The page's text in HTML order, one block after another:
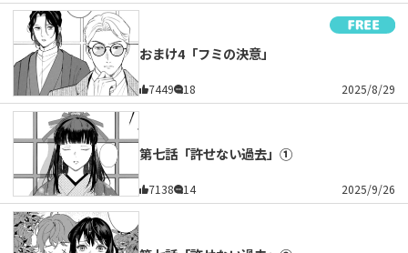
おまけ4「フミの決意」
7449 18 2025/8/29
第七話「許せない過去」①
7138 14 2025/9/26